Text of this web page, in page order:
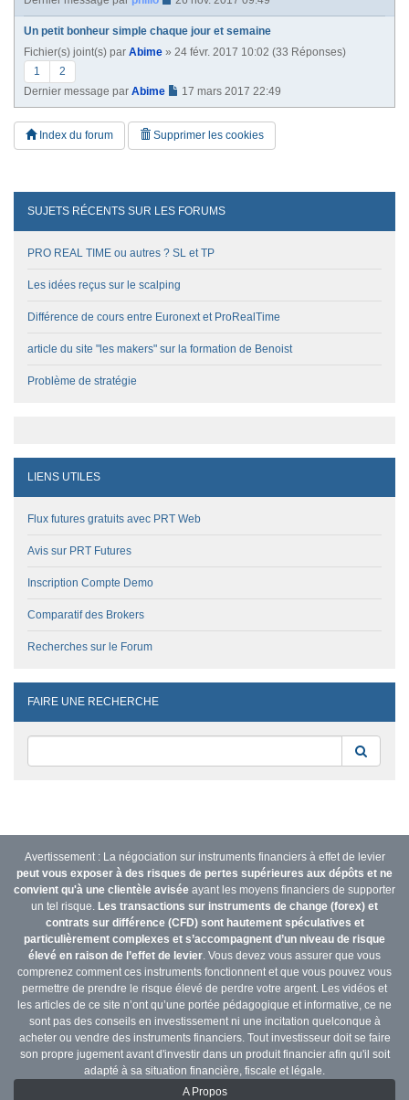
Un petit bonheur simple chaque jour et semaine
Fichier(s) joint(s) par Abime » 24 févr. 2017 10:02 (33 Réponses)
1
2
Dernier message par Abime 17 mars 2017 22:49
Index du forum Supprimer les cookies
SUJETS RÉCENTS SUR LES FORUMS
PRO REAL TIME ou autres ? SL et TP
Les idées reçus sur le scalping
Différence de cours entre Euronext et ProRealTime
article du site "les makers" sur la formation de Benoist
Problème de stratégie
LIENS UTILES
Flux futures gratuits avec PRT Web
Avis sur PRT Futures
Inscription Compte Demo
Comparatif des Brokers
Recherches sur le Forum
FAIRE UNE RECHERCHE
Avertissement : La négociation sur instruments financiers à effet de levier
peut vous exposer à des risques de pertes supérieures aux dépôts et ne
convient qu'à une clientèle avisée ayant les moyens financiers de supporter
un tel risque. Les transactions sur instruments de change (forex) et
contrats sur différence (CFD) sont hautement spéculatives et
particulièrement complexes et s’accompagnent d’un niveau de risque
élevé en raison de l’effet de levier. Vous devez vous assurer que vous
comprenez comment ces instruments fonctionnent et que vous pouvez vous
permettre de prendre le risque élevé de perdre votre argent. Les vidéos et
les articles de ce site n’ont qu’une portée pédagogique et informative, ce ne
sont pas des conseils en investissement ni une incitation quelconque à
acheter ou vendre des instruments financiers. Tout investisseur doit se faire
son propre jugement avant d'investir dans un produit financier afin qu'il soit
adapté à sa situation financière, fiscale et légale.
A Propos